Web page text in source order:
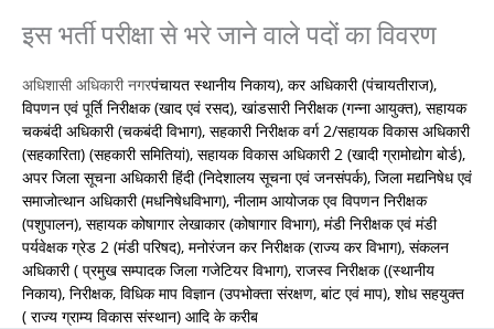
इस भर्ती परीक्षा से भरे जाने वाले पदों का विवरण
अधिशासी अधिकारी नगरपंचायत स्थानीय निकाय), कर अधिकारी (पंचायतीराज),
विपणन एवं पूर्ति निरीक्षक (खाद एवं रसद), खांडसारी निरीक्षक (गन्ना आयुक्त), सहायक
चकबंदी अधिकारी (चकबंदी विभाग), सहकारी निरीक्षक वर्ग 2/सहायक विकास अधिकारी
(सहकारिता) (सहकारी समितियां), सहायक विकास अधिकारी 2 (खादी ग्रामोद्योग बोर्ड),
अपर जिला सूचना अधिकारी हिंदी (निदेशालय सूचना एवं जनसंपर्क), जिला मद्यनिषेध एवं
समाजोत्थान अधिकारी (मधनिषेधविभाग), नीलाम आयोजक एव विपणन निरीक्षक
(पशुपालन), सहायक कोषागार लेखाकार (कोषागार विभाग), मंडी निरीक्षक एवं मंडी
पर्यवेक्षक ग्रेड 2 (मंडी परिषद), मनोरंजन कर निरीक्षक (राज्य कर विभाग), संकलन
अधिकारी ( प्रमुख सम्पादक जिला गजेटियर विभाग), राजस्व निरीक्षक ((स्थानीय
निकाय), निरीक्षक, विधिक माप विज्ञान (उपभोक्ता संरक्षण, बांट एवं माप), शोध सहयुक्त
( राज्य ग्राम्य विकास संस्थान) आदि के करीब